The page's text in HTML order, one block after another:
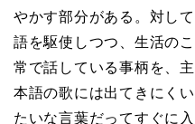
やかす部分がある。対し
語を駆使しつつ、生活の
常で話している事柄を、
本語の歌には出てきにく
たいな言葉だってすぐに